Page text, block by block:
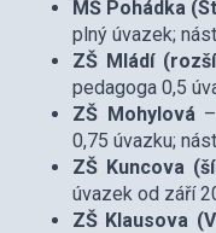
MŠ Pohádka
plný úvazek;
ZŠ Mládí
pedagoga 0,5
ZŠ Mohylová–
0,75 úvazku;
ZŠ Kuncova
úvazek od září
ZŠ Klausova